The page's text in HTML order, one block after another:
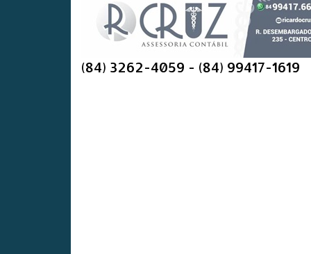
(84) 3262-4059 - (84) 99417-1619